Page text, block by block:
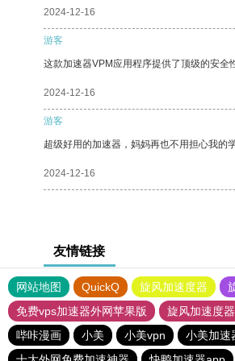
2024-12-16
游客
这款加速器VPM应用程序提供了顶级的安全
2024-12-16
游客
超级好用的加速器，妈妈再也不用担心我的
2024-12-16
友情链接
网站地图 QuickQ 旋风加速度器
免费vps加速器外网苹果版
旋风加速度器
哔咔漫画
小美 小美vpn 小美加速